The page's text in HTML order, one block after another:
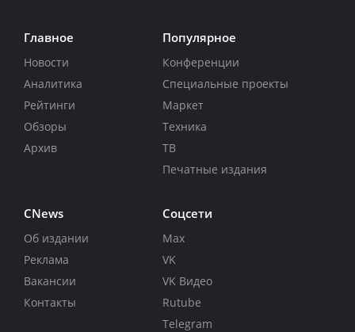
Главное
Новости
Аналитика
Рейтинги
Обзоры
Архив
Популярное
Конференции
Специальные проекты
Маркет
Техника
ТВ
Печатные издания
CNews
Об издании
Реклама
Вакансии
Контакты
Соцсети
Max
VK
VK Видео
Rutube
Telegram